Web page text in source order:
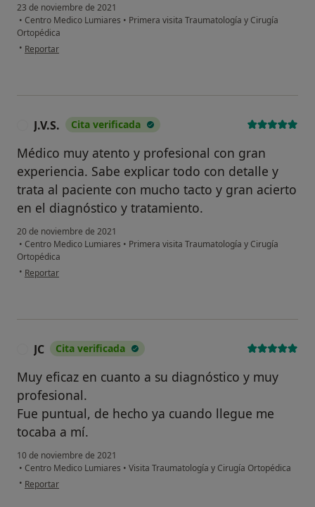
23 de noviembre de 2021
• Centro Medico Lumiares • Primera visita Traumatología y Cirugía
Ortopédica
• en opinión del usuario Leny
Reportar
J.V.S. Cita verificada
Médico muy atento y profesional con gran
experiencia. Sabe explicar todo con detalle y
trata al paciente con mucho tacto y gran acierto
en el diagnóstico y tratamiento.
20 de noviembre de 2021
• Centro Medico Lumiares • Primera visita Traumatología y Cirugía
Ortopédica
• en opinión del usuario J.V.S.
Reportar
JC Cita verificada
Muy eficaz en cuanto a su diagnóstico y muy
profesional.
Fue puntual, de hecho ya cuando llegue me
tocaba a mí.
10 de noviembre de 2021
• Centro Medico Lumiares • Visita Traumatología y Cirugía Ortopédica
• en opinión del usuario JC
Reportar